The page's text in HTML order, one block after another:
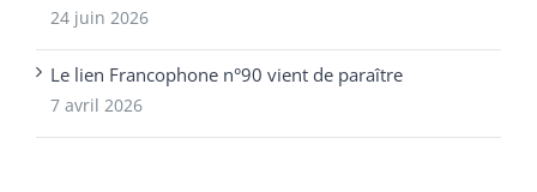
24 juin 2026
Le lien Francophone n°90 vient de paraître
7 avril 2026